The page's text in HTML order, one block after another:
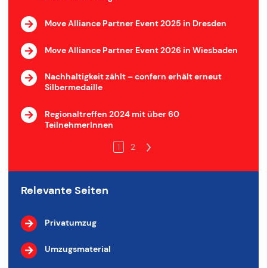
Move Alliance Partner Event 2025 in Dresden
Move Alliance Partner Event 2026 in Wiesbaden
Nachhaltigkeit zählt – confern erhält erneut
Silbermedaille
Regionaltreffen 2024 mit über 60
TeilnehmerInnen
1 2 >
Relevante Seiten
Privatumzug
Umzugsmaterial